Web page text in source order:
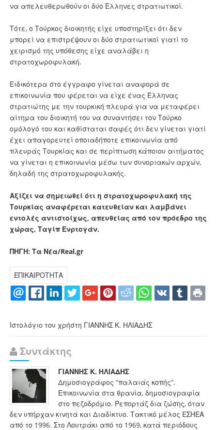
να απελευθερωθούν οι δύο Έλληνες στρατιωτικοί.
Τότε, ο Τούρκος διοικητής είχε υποστηρίξει ότι δεν
μπορεί να επιστρέψουν οι δύο στρατιωτικοί γιατί το
χειρισμό της υπόθεσης είχε αναλάβει η
στρατοχωροφυλακή.
Ειδικότερα στο έγγραφο γίνεται αναφορά σε
επικοινωνία που φέρεται να είχε ένας Έλληνας
στρατιώτης με την τουρκική πλευρά για να μεταφέρει
αίτημα του διοικητή του να συναντήσει τον Τούρκο
ομόλογό του και καθίσταται σαφές ότι δεν γίνεται γιατί
έχει απαγορευτεί οποιαδήποτε επικοινωνία από
πλευράς Τουρκίας και σε περίπτωση κάποιου αιτήματος
να γίνεται η επικοινωνία μέσω των συνοριακών αρχών,
δηλαδή της στρατοχωροφυλακής.
Αξίζει να σημειωθεί ότι η στρατοχωροφυλακή της
Τουρκίας αναφέρεται κατευθείαν και λαμβάνει
εντολές αντιστοίχως, απευθείας από τον πρόεδρο της
χώρας, Ταγίπ Ενρτογάν.
ΠΗΓΗ: Τα Νέα/Real.gr
ΕΠΙΚΑΙΡΟΤΗΤΑ
Ιστολόγιο του χρήστη ΓΙΑΝΝΗΣ Κ. ΗΛΙΑΔΗΣ
Συντάκτης
ΓΙΑΝΝΗΣ Κ. ΗΛΙΑΔΗΣ
Δημοσιογράφος “παλαιάς κοπής”.
Επικοινωνία στα θρανία, δημοσιογραφία
στο πεζοδρόμιο. Ρεπορτάζ δια ζώσης, όταν
δεν υπήρχαν κινητά και Διαδίκτυο. Τακτικό μέλος ΕΣΗΕΑ
από το 1996. Στο Λουτράκι από το 1969, κατά περιόδους